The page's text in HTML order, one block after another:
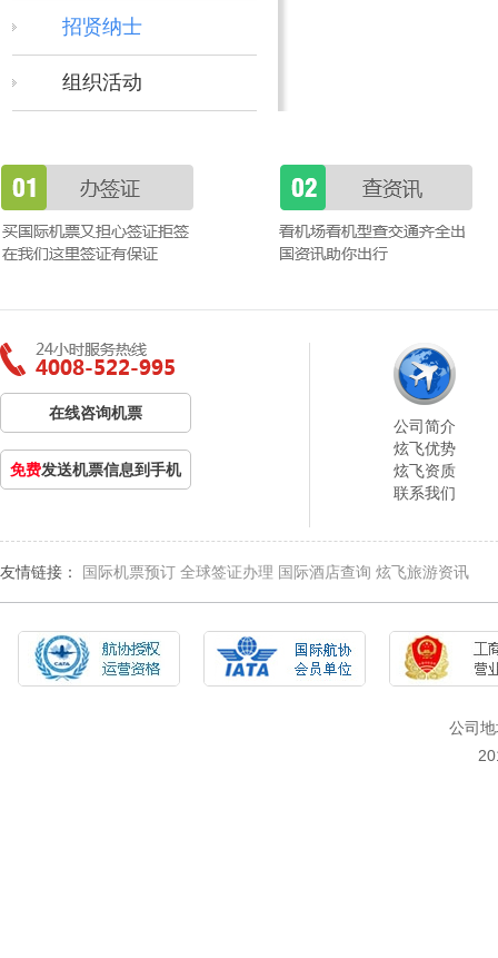
招贤纳士
组织活动
在线咨询机票
免费发送机票信息到手机
公司简介
炫飞优势
炫飞资质
联系我们
友情链接： 国际机票预订 全球签证办理 国际酒店查询 炫飞旅游资讯
公司